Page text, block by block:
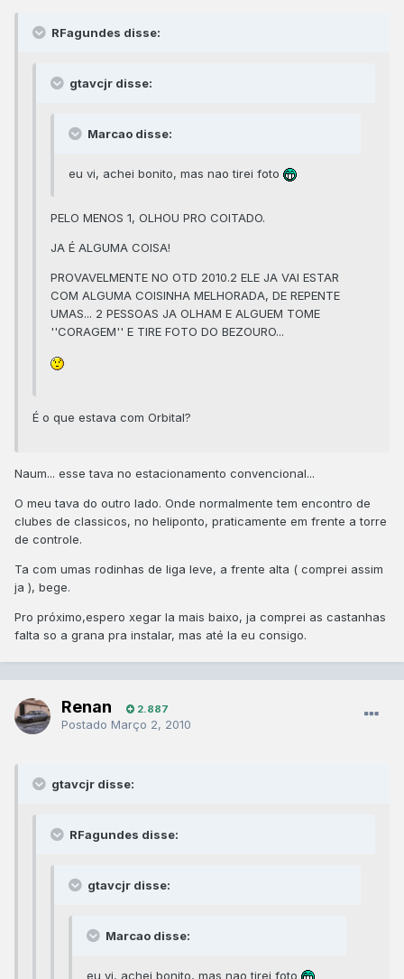
RFagundes disse:
gtavcjr disse:
Marcao disse:
eu vi, achei bonito, mas nao tirei foto
PELO MENOS 1, OLHOU PRO COITADO.
JA É ALGUMA COISA!
PROVAVELMENTE NO OTD 2010.2 ELE JA VAI ESTAR
COM ALGUMA COISINHA MELHORADA, DE REPENTE
UMAS... 2 PESSOAS JA OLHAM E ALGUEM TOME
''CORAGEM'' E TIRE FOTO DO BEZOURO...
É o que estava com Orbital?
Naum... esse tava no estacionamento convencional...
O meu tava do outro lado. Onde normalmente tem encontro de
clubes de classicos, no heliponto, praticamente em frente a torre
de controle.
Ta com umas rodinhas de liga leve, a frente alta ( comprei assim
ja ), bege.
Pro próximo,espero xegar la mais baixo, ja comprei as castanhas
falta so a grana pra instalar, mas até la eu consigo.
Renan 2.887
Postado Março 2, 2010
gtavcjr disse:
RFagundes disse:
gtavcjr disse:
Marcao disse:
eu vi, achei bonito, mas nao tirei foto